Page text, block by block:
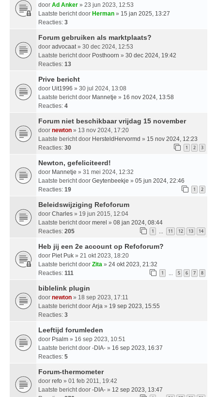
door Ad Anker » 23 jun 2023, 12:53
Laatste bericht door Herman » 15 jan 2025, 13:27
Reacties: 3
Forum gebruiken als marktplaats?
door advocaat » 30 dec 2024, 12:53
Laatste bericht door Posthoorn » 30 dec 2024, 19:42
Reacties: 13
Prive bericht
door Uit1996 » 30 jul 2024, 13:08
Laatste bericht door Mannetje » 16 nov 2024, 13:58
Reacties: 4
Forum niet beschikbaar vrijdag 15 november
door newton » 13 nov 2024, 17:20
Laatste bericht door HersteldHervormd » 15 nov 2024, 12:23
Reacties: 30 1 2 3
Newton, gefeliciteerd!
door Mannetje » 31 mei 2024, 12:32
Laatste bericht door Geytenbeekje » 05 jun 2024, 22:46
Reacties: 19 1 2
Beleidswijziging Refoforum
door Charles » 19 jun 2015, 12:04
Laatste bericht door merel » 08 jan 2024, 08:44
Reacties: 205 1 … 11 12 13 14
Heb jij een 2e account op Refoforum?
door Piet Puk » 21 okt 2023, 18:20
Laatste bericht door Zita » 24 okt 2023, 21:32
Reacties: 111 1 … 5 6 7 8
biblelink plugin
door newton » 18 sep 2023, 17:11
Laatste bericht door Arja » 19 sep 2023, 15:55
Reacties: 3
Leeftijd forumleden
door Psalm » 16 sep 2023, 10:51
Laatste bericht door -DIA- » 16 sep 2023, 16:37
Reacties: 5
Forum-thermometer
door refo » 01 feb 2011, 19:42
Laatste bericht door -DIA- » 12 sep 2023, 13:47